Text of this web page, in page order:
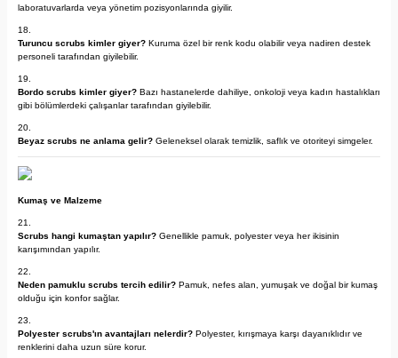
laboratuvarlarda veya yönetim pozisyonlarında giyilir.
Turuncu scrubs kimler giyer? Kuruma özel bir renk kodu olabilir veya nadiren destek
personeli tarafından giyilebilir.
Bordo scrubs kimler giyer? Bazı hastanelerde dahiliye, onkoloji veya kadın hastalıkları
gibi bölümlerdeki çalışanlar tarafından giyilebilir.
Beyaz scrubs ne anlama gelir? Geleneksel olarak temizlik, saflık ve otoriteyi simgeler.
Kumaş ve Malzeme
Scrubs hangi kumaştan yapılır? Genellikle pamuk, polyester veya her ikisinin
karışımından yapılır.
Neden pamuklu scrubs tercih edilir? Pamuk, nefes alan, yumuşak ve doğal bir kumaş
olduğu için konfor sağlar.
Polyester scrubs'ın avantajları nelerdir? Polyester, kırışmaya karşı dayanıklıdır ve
renklerini daha uzun süre korur.